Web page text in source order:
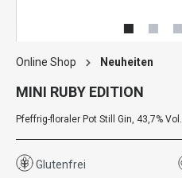
Online Shop Neuheiten
MINI RUBY EDITION
Pfeffrig-floraler Pot Still Gin, 43,7%
Glutenfrei